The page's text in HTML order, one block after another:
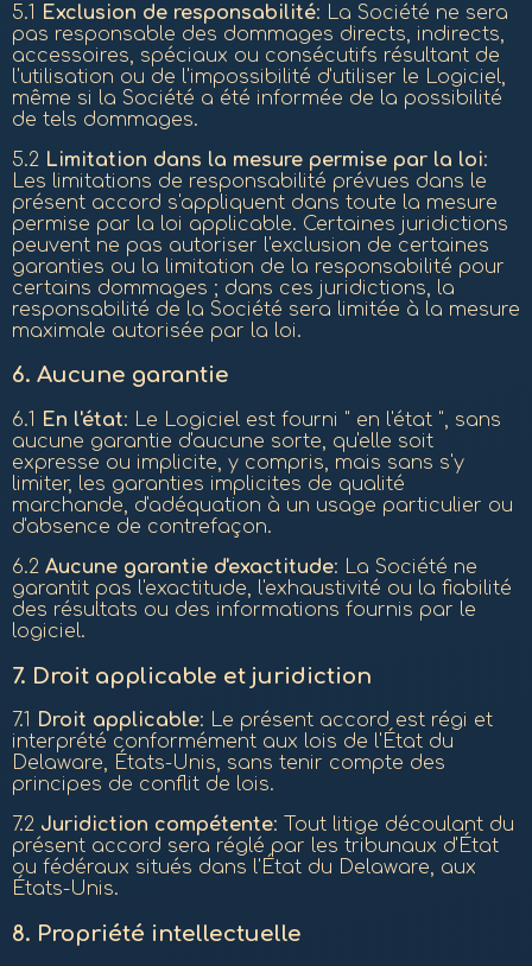
5.1 Exclusion de responsabilité: La Société ne sera
pas responsable des dommages directs, indirects,
accessoires, spéciaux ou consécutifs résultant de
l'utilisation ou de l'impossibilité d'utiliser le Logiciel,
même si la Société a été informée de la possibilité
de tels dommages.
5.2 Limitation dans la mesure permise par la loi:
Les limitations de responsabilité prévues dans le
présent accord s'appliquent dans toute la mesure
permise par la loi applicable. Certaines juridictions
peuvent ne pas autoriser l'exclusion de certaines
garanties ou la limitation de la responsabilité pour
certains dommages ; dans ces juridictions, la
responsabilité de la Société sera limitée à la mesure
maximale autorisée par la loi.
6. Aucune garantie
6.1 En l'état: Le Logiciel est fourni " en l'état ", sans
aucune garantie d'aucune sorte, qu'elle soit
expresse ou implicite, y compris, mais sans s'y
limiter, les garanties implicites de qualité
marchande, d'adéquation à un usage particulier ou
d'absence de contrefaçon.
6.2 Aucune garantie d'exactitude: La Société ne
garantit pas l'exactitude, l'exhaustivité ou la fiabilité
des résultats ou des informations fournis par le
logiciel.
7. Droit applicable et juridiction
7.1 Droit applicable: Le présent accord est régi et
interprété conformément aux lois de l'État du
Delaware, États-Unis, sans tenir compte des
principes de conflit de lois.
7.2 Juridiction compétente: Tout litige découlant du
présent accord sera réglé par les tribunaux d'État
ou fédéraux situés dans l'État du Delaware, aux
États-Unis.
8. Propriété intellectuelle